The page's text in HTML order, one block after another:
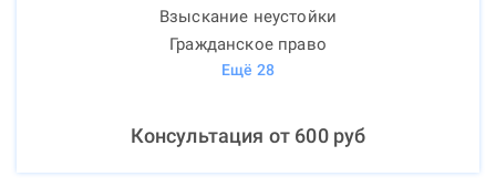
Взыскание неустойки
Гражданское право
Ещё 28
Консультация от 600руб